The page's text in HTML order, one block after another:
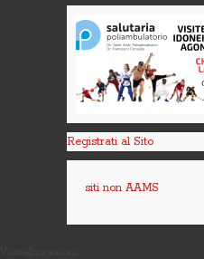
Registrati al Sito
siti non AAMS